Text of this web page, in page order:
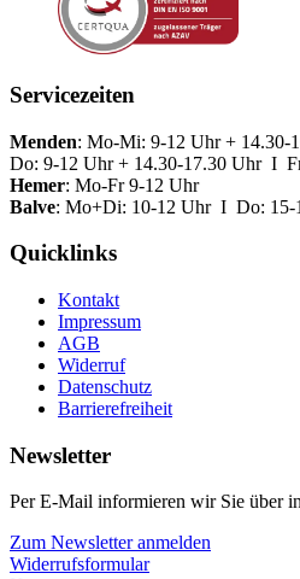
Servicezeiten
Menden: Mo-Mi: 9-12 Uhr + 14.30-
Do: 9-12 Uhr + 14.30-17.30 Uhr I
Hemer: Mo-Fr 9-12 Uhr
Balve: Mo+Di: 10-12 Uhr I Do: 15-
Quicklinks
Kontakt
Impressum
AGB
Widerruf
Datenschutz
Barrierefreiheit
Newsletter
Per E-Mail informieren wir Sie über
Zum Newsletter anmelden
Widerrufsformular